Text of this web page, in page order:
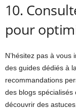
10.
pour
N’hésitez pas à
des guides dédiés à
recommandations
des blogs
découvrir des